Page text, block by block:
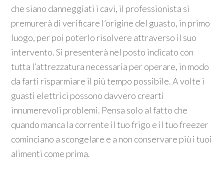
che siano danneggiati i cavi, il professionista si
premurerà di verificare l’origine del guasto, in primo
luogo, per poi poterlo risolvere attraverso il suo
intervento. Si presenterà nel posto indicato con
tutta l’attrezzatura necessaria per operare, in modo
da farti risparmiare il più tempo possibile. A volte i
guasti elettrici possono davvero crearti
innumerevoli problemi. Pensa solo al fatto che
quando manca la corrente il tuo frigo e il tuo freezer
cominciano a scongelare e a non conservare più i tuoi
alimenti come prima.